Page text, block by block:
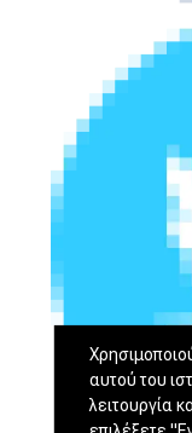
αυτού του
λειτουργία